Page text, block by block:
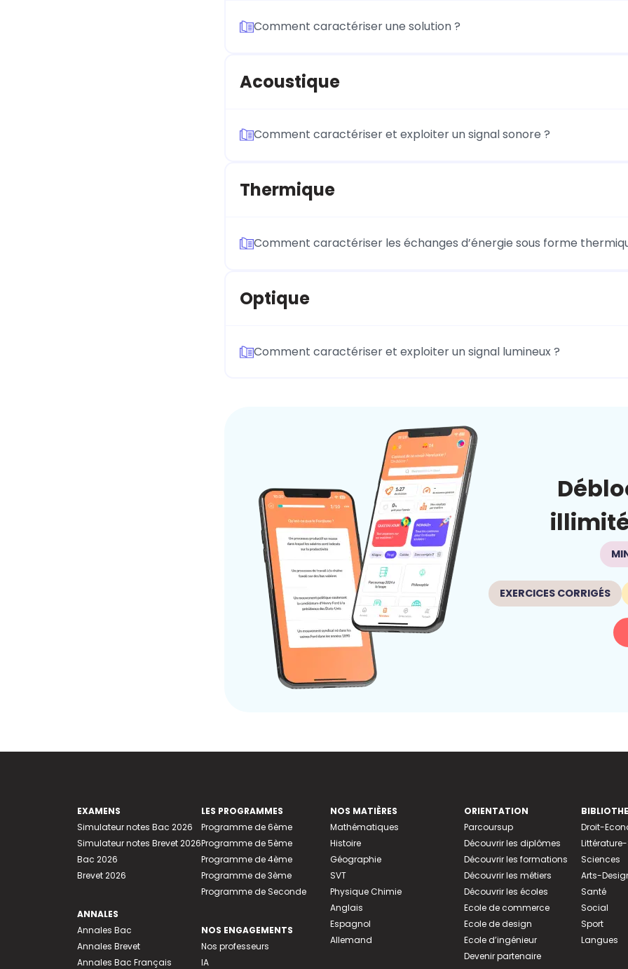
Comment caractériser une solution ?
Acoustique
Comment caractériser et exploiter un signal sonore ?
Thermique
Comment caractériser les échanges d’énergie sous forme
Optique
Comment caractériser et exploiter un signal lumineux ?
EXERCICES CORRIGÉS
EXAMENS
Simulateur notes Bac 2026
Simulateur notes Brevet 2026
Bac 2026
Brevet 2026
ANNALES
Annales Bac
Annales Brevet
Annales Bac Français
LES PROGRAMMES
Programme de 6ème
Programme de 5ème
Programme de 4ème
Programme de 3ème
Programme de Seconde
NOS ENGAGEMENTS
Nos professeurs
IA
NOS MATIÈRES
Mathématiques
Histoire
Géographie
SVT
Physique Chimie
Anglais
Espagnol
Allemand
ORIENTATION
Parcoursup
Découvrir les diplômes
Découvrir les formations
Découvrir les métiers
Découvrir les écoles
Ecole de commerce
Ecole de design
Ecole d’ingénieur
Devenir partenaire
Droit-
Sciences
Arts-
Santé
Social
Sport
Langues